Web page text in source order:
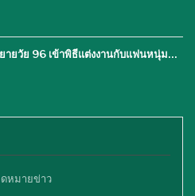
ายวัย 96 เข้าพิธีแต่งงานกับแฟนหนุ่ม…